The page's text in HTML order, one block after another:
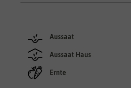
Aussaat
Aussaat Haus
Ernte